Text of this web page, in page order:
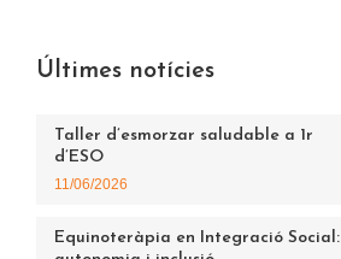
Últimes notícies
Taller d’esmorzar saludable a 1r
d’ESO
11/06/2026
Equinoteràpia en Integració Social: